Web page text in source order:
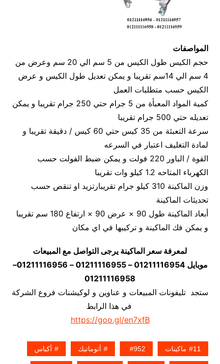
المواصفات
حجم الكيس طول الكيس من 5 سم الي 20 سم وعرض من
4 سم الي 14سم تقريبا و يمكن تعديل طول الكيس و عرض
الكيس حسب متطلبات العمل
كمية المواد المعبأة من 5 جرام حتي 250 جرام تقريبا و يمكن
تعديله حتي 500 جرام تقريبا
سرعة التعبئة من 35 كيس حتي 60 كيس / دقيقة تقريبا و
لمادة التغليف اعتبار في السرعه
القوة / الباور 220 فولت و يمكن ضبط الفولت حسب
الكهرباء المتاحه 1.2 كيلو وات تقريبا
وزن الماكينة 310 كيلو جرام تقريبارتزيد او تنقص حسب
تحديثات الماكينة
أبعاد الماكينة طول 90 × عرض 90 × ارتفاع 180 سم تقريبا
و يمكن فك الماكينة و تركيبها في اي مكان
لمعرفة سعر الماكينة يرجى التواصل مع المبيعات
موبايل 01211116954 – 01211116955 – 01211116956–
01211116958
ستجد تليفونات المبيعات و عناوين و لوكيشنات فروع الشركة
في هذا الرابط
https://goo.gl/en7xfB
11ماكينات 952 أتوماتيك أكياس